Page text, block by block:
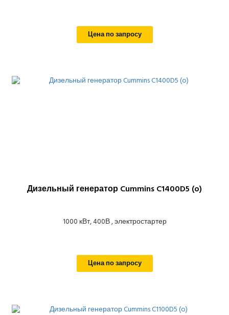
Цена по запросу
Дизельный генератор Cummins C1400D5 (o)
1000 кВт, 400В , электростартер
Цена по запросу